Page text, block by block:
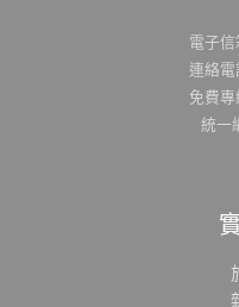
電子信
連絡電
免費
統一